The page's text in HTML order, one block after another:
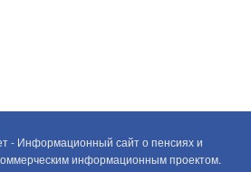
- Информационный сайт о пенсиях и
информационным проектом.